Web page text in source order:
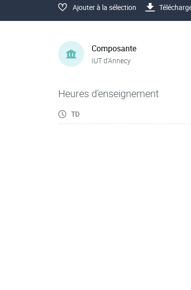
Ajouter à la sélection
Composante
IUT d'Annecy
Heures d'enseignement
TD